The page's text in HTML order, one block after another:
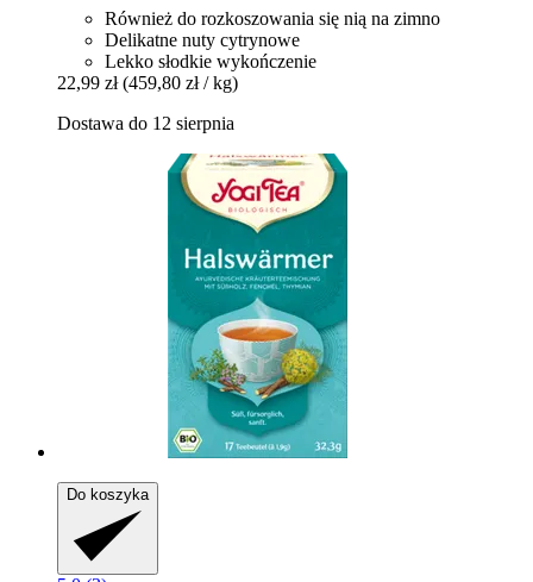
Również do rozkoszowania się nią na zimno
Delikatne nuty cytrynowe
Lekko słodkie wykończenie
22,99 zł (459,80 zł / kg)
Dostawa do 12 sierpnia
Do koszyka